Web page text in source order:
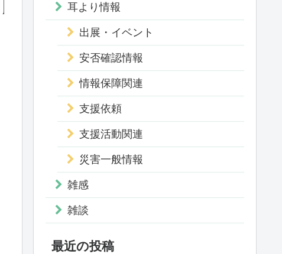
耳より情報
出展・イベント
安否確認情報
情報保障関連
支援依頼
支援活動関連
災害一般情報
雑感
雑談
最近の投稿